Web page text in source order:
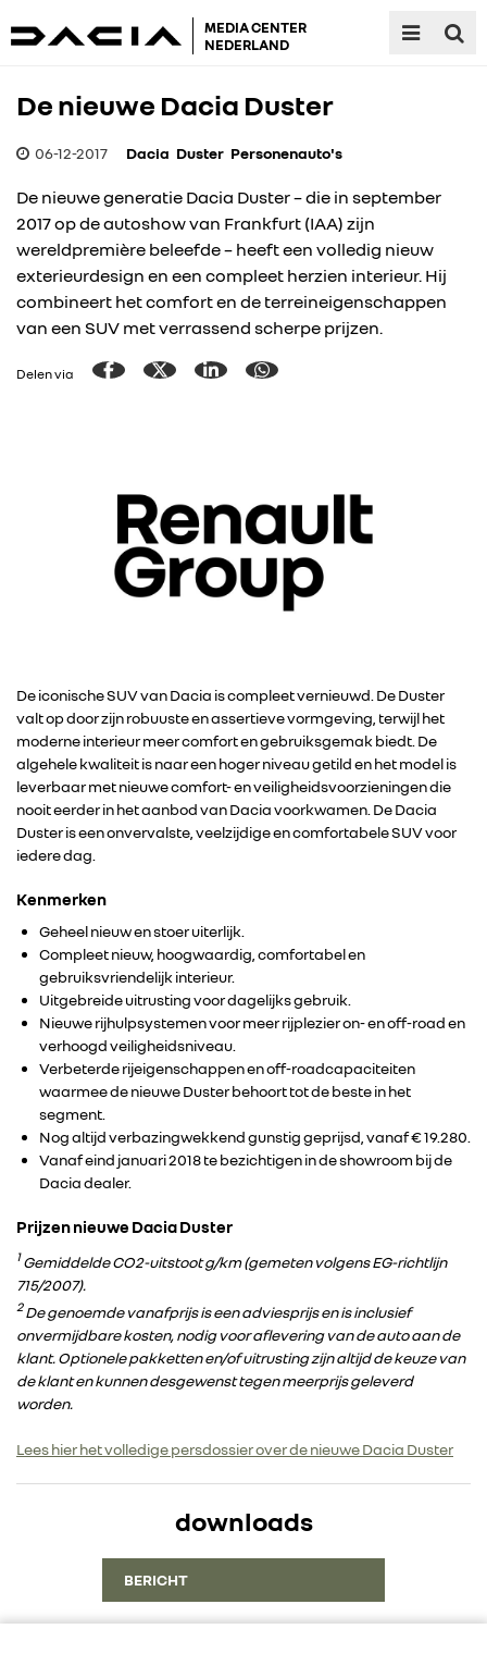
MEDIA CENTER
NEDERLAND
RENAULT GROUP
DACIA
ALPINE
ALLIANCE
FOTO’S & VIDEO’S
De nieuwe Dacia Duster
06-12-2017 Dacia Duster Personenauto's
De nieuwe generatie Dacia Duster – die in september
2017 op de autoshow van Frankfurt (IAA) zijn
wereldpremière beleefde – heeft een volledig nieuw
exterieurdesign en een compleet herzien interieur. Hij
combineert het comfort en de terreineigenschappen
van een SUV met verrassend scherpe prijzen.
Delen via
De iconische SUV van Dacia is compleet vernieuwd. De Duster
valt op door zijn robuuste en assertieve vormgeving, terwijl het
moderne interieur meer comfort en gebruiksgemak biedt. De
algehele kwaliteit is naar een hoger niveau getild en het model is
leverbaar met nieuwe comfort- en veiligheidsvoorzieningen die
nooit eerder in het aanbod van Dacia voorkwamen. De Dacia
Duster is een onvervalste, veelzijdige en comfortabele SUV voor
iedere dag.
Kenmerken
Geheel nieuw en stoer uiterlijk.
Compleet nieuw, hoogwaardig, comfortabel en
gebruiksvriendelijk interieur.
Uitgebreide uitrusting voor dagelijks gebruik.
Nieuwe rijhulpsystemen voor meer rijplezier on- en off-road en
verhoogd veiligheidsniveau.
Verbeterde rijeigenschappen en off-roadcapaciteiten
waarmee de nieuwe Duster behoort tot de beste in het
segment.
Nog altijd verbazingwekkend gunstig geprijsd, vanaf € 19.280.
Vanaf eind januari 2018 te bezichtigen in de showroom bij de
Dacia dealer.
Prijzen nieuwe Dacia Duster
1Gemiddelde CO2-uitstoot g/km (gemeten volgens EG-richtlijn
715/2007).
2De genoemde vanafprijs is een adviesprijs en is inclusief
onvermijdbare kosten, nodig voor aflevering van de auto aan de
klant. Optionele pakketten en/of uitrusting zijn altijd de keuze van
de klant en kunnen desgewenst tegen meerprijs geleverd
worden.
Lees hier het volledige persdossier over de nieuwe Dacia Duster
downloads
BERICHT